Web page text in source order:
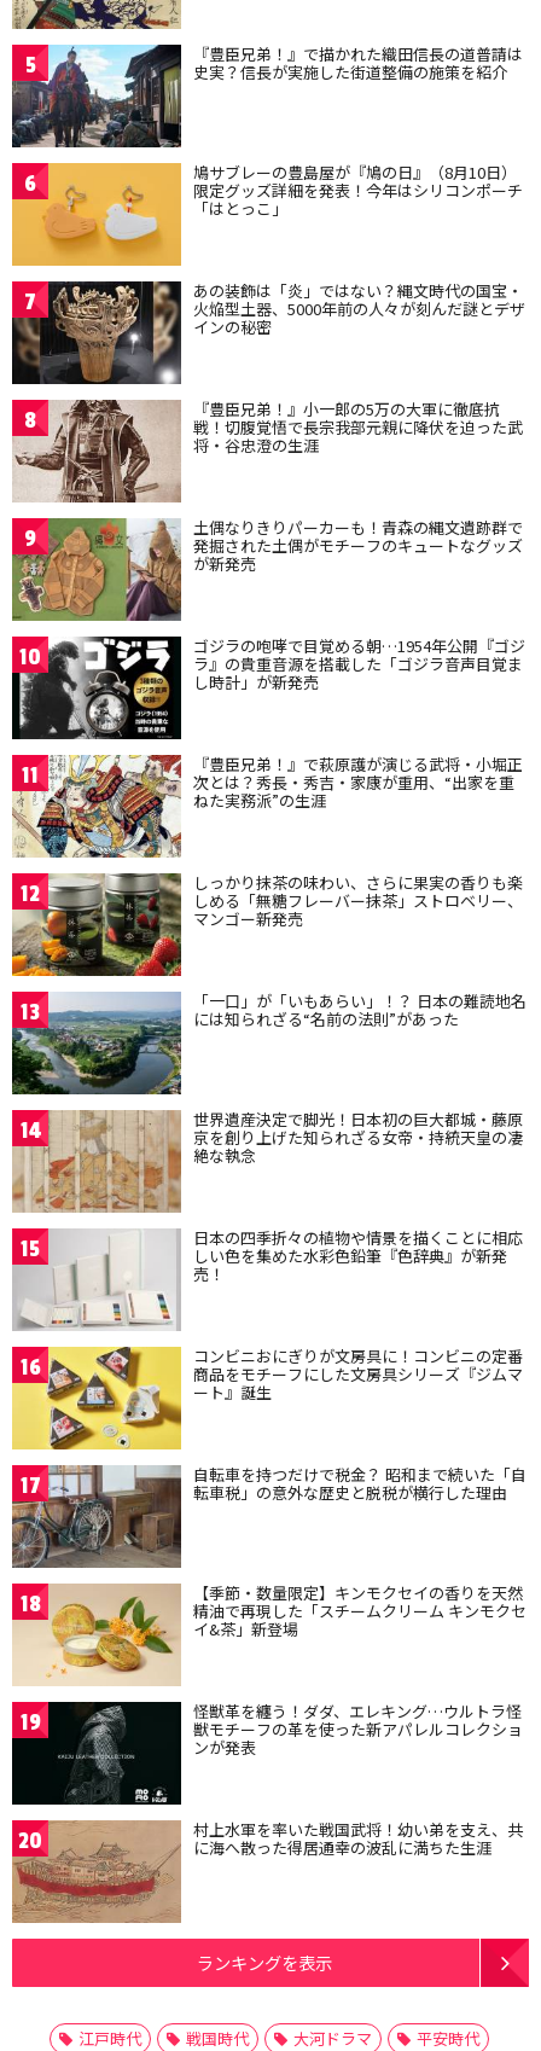
5 『豊臣兄弟！』で描かれた織田信長の道普請は
史実？信長が実施した街道整備の施策を紹介
6 鳩サブレーの豊島屋が『鳩の日』（8月10日）
限定グッズ詳細を発表！今年はシリコンポーチ
「はとっこ」
7 あの装飾は「炎」ではない？縄文時代の国宝・
火焔型土器、5000年前の人々が刻んだ謎とデザ
インの秘密
8 『豊臣兄弟！』小一郎の5万の大軍に徹底抗
戦！切腹覚悟で長宗我部元親に降伏を迫った武
将・谷忠澄の生涯
9 土偶なりきりパーカーも！青森の縄文遺跡群で
発掘された土偶がモチーフのキュートなグッズ
が新発売
10 ゴジラの咆哮で目覚める朝…1954年公開『ゴジ
ラ』の貴重音源を搭載した「ゴジラ音声目覚ま
し時計」が新発売
11 『豊臣兄弟！』で萩原護が演じる武将・小堀正
次とは？秀長・秀吉・家康が重用、“出家を重
ねた実務派”の生涯
12 しっかり抹茶の味わい、さらに果実の香りも楽
しめる「無糖フレーバー抹茶」ストロベリー、
マンゴー新発売
13 「一口」が「いもあらい」！？ 日本の難読地名
には知られざる“名前の法則”があった
14 世界遺産決定で脚光！日本初の巨大都城・藤原
京を創り上げた知られざる女帝・持統天皇の凄
絶な執念
15 日本の四季折々の植物や情景を描くことに相応
しい色を集めた水彩色鉛筆『色辞典』が新発
売！
16 コンビニおにぎりが文房具に！コンビニの定番
商品をモチーフにした文房具シリーズ『ジムマ
ート』誕生
17 自転車を持つだけで税金？ 昭和まで続いた「自
転車税」の意外な歴史と脱税が横行した理由
18 【季節・数量限定】キンモクセイの香りを天然
精油で再現した「スチームクリーム キンモクセ
イ&茶」新登場
19 怪獣革を纏う！ダダ、エレキング…ウルトラ怪
獣モチーフの革を使った新アパレルコレクショ
ンが発表
20 村上水軍を率いた戦国武将！幼い弟を支え、共
に海へ散った得居通幸の波乱に満ちた生涯
ランキングを表示
江戸時代 戦国時代 大河ドラマ
平安時代